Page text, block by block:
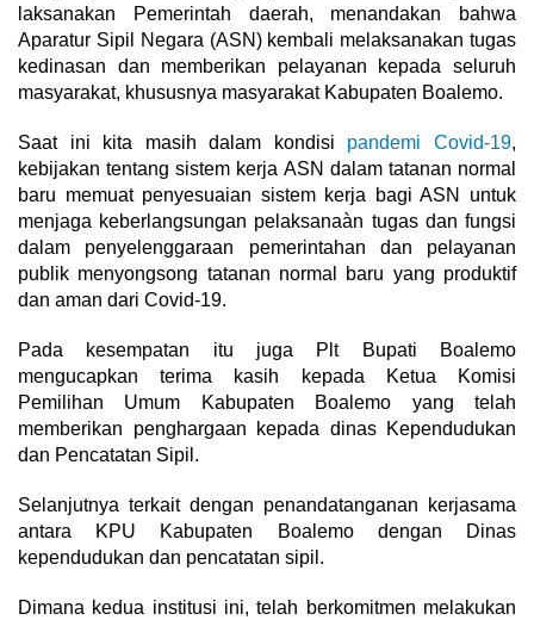
laksanakan Pemerintah daerah, menandakan bahwa
Aparatur Sipil Negara (ASN) kembali melaksanakan tugas
kedinasan dan memberikan pelayanan kepada seluruh
masyarakat, khususnya masyarakat Kabupaten Boalemo.
Saat ini kita masih dalam kondisi pandemi Covid-19,
kebijakan tentang sistem kerja ASN dalam tatanan normal
baru memuat penyesuaian sistem kerja bagi ASN untuk
menjaga keberlangsungan pelaksanaàn tugas dan fungsi
dalam penyelenggaraan pemerintahan dan pelayanan
publik menyongsong tatanan normal baru yang produktif
dan aman dari Covid-19.
Pada kesempatan itu juga Plt Bupati Boalemo
mengucapkan terima kasih kepada Ketua Komisi
Pemilihan Umum Kabupaten Boalemo yang telah
memberikan penghargaan kepada dinas Kependudukan
dan Pencatatan Sipil.
Selanjutnya terkait dengan penandatanganan kerjasama
antara KPU Kabupaten Boalemo dengan Dinas
kependudukan dan pencatatan sipil.
Dimana kedua institusi ini, telah berkomitmen melakukan